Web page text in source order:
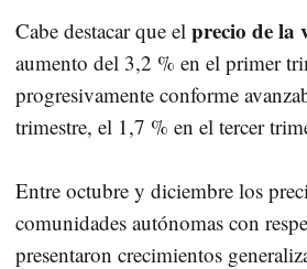
Cabe destacar que el precio de la
aumento del 3,2 % en el primer
progresivamente conforme
trimestre, el 1,7 % en el tercer
Entre octubre y diciembre los
comunidades autónomas con
presentaron crecimientos